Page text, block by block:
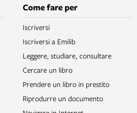
Come fare per
Iscriversi
Iscriversi a Emilib
Leggere, studiare, consultare
Cercare un libro
Prendere un libro in prestito
Riprodurre un documento